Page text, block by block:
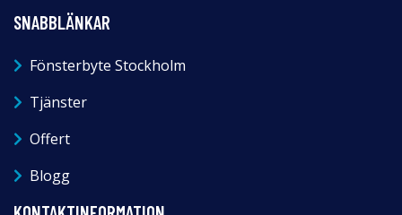
SNABBLÄNKAR
Fönsterbyte Stockholm
Tjänster
Offert
Blogg